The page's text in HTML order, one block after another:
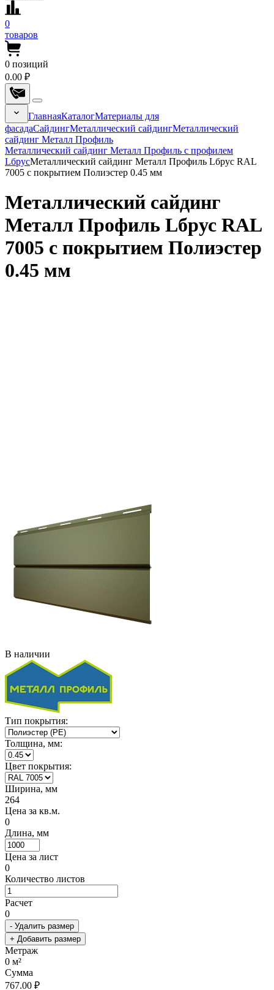
0
товаров
0 позиций
0.00 ₽
ГлавнаяКаталогМатериалы для
фасадаСайдингМеталлический сайдингМеталлический
сайдинг Металл Профиль
Металлический сайдинг Металл Профиль с профилем
LбрусМеталлический сайдинг Металл Профиль Lбрус RAL
7005 с покрытием Полиэстер 0.45 мм
Металлический сайдинг
Металл Профиль Lбрус RAL
7005 с покрытием Полиэстер
0.45 мм
В наличии
Тип покрытия:
Толщина, мм:
Цвет покрытия:
Ширина, мм
264
Цена за кв.м.
0
Длина, мм
Цена за лист
0
Количество листов
Расчет
0
- Удалить размер
+ Добавить размер
Метраж
0 м²
Сумма
767.00 ₽